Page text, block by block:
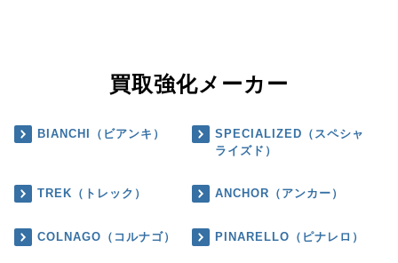
買取強化メーカー
BIANCHI（ビアンキ）
SPECIALIZED（スペシャ
ライズド）
TREK（トレック） ANCHOR（アンカー）
COLNAGO（コルナゴ） PINARELLO（ピナレロ）